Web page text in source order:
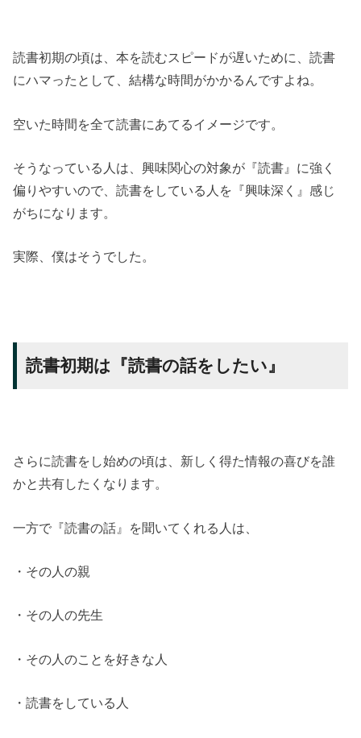
読書初期の頃は、本を読むスピードが遅いために、読書
にハマったとして、結構な時間がかかるんですよね。
空いた時間を全て読書にあてるイメージです。
そうなっている人は、興味関心の対象が『読書』に強く
偏りやすいので、読書をしている人を『興味深く』感じ
がちになります。
実際、僕はそうでした。
読書初期は『読書の話をしたい』
さらに読書をし始めの頃は、新しく得た情報の喜びを誰
かと共有したくなります。
一方で『読書の話』を聞いてくれる人は、
・その人の親
・その人の先生
・その人のことを好きな人
・読書をしている人